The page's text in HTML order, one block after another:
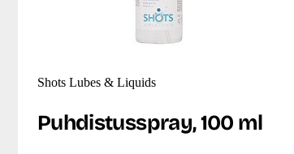
Shots Lubes & Liquids
Puhdistusspray, 100 ml